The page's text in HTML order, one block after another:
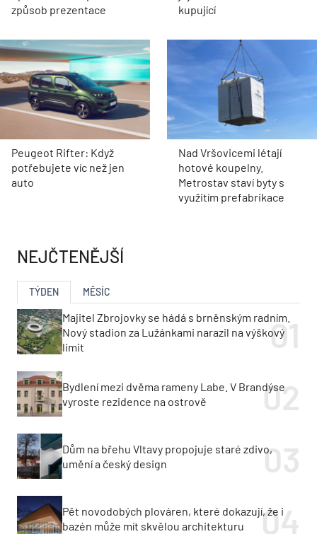
způsob prezentace
kupující
Peugeot Rifter: Když
potřebujete víc než jen
auto
Nad Vršovicemi létají
hotové koupelny.
Metrostav staví byty s
využitím prefabrikace
NEJČTENĚJŠÍ
TÝDEN MĚSÍC
Majitel Zbrojovky se hádá s brněnským radním.
Nový stadion za Lužánkami narazil na výškový
limit
Bydlení mezi dvěma rameny Labe. V Brandýse
vyroste rezidence na ostrově
Dům na břehu Vltavy propojuje staré zdivo,
umění a český design
Pět novodobých plováren, které dokazují, že i
bazén může mít skvělou architekturu